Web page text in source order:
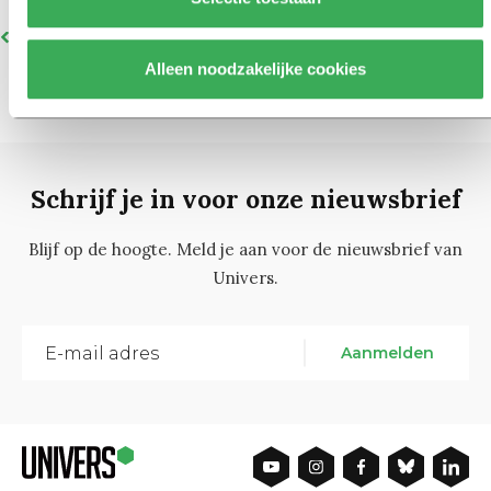
Alleen noodzakelijke cookies
1 … 149 150 151 152 153 154
Schrijf je in voor onze nieuwsbrief
Blijf op de hoogte. Meld je aan voor de nieuwsbrief van
Univers.
Aanmelden